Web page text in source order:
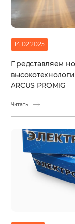
14.02.2025
Представляем
ARCUS PROMIG
Читать